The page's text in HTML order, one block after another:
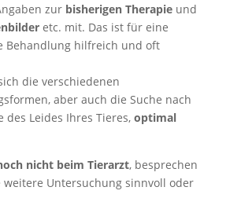
zur bisherigen Therapieund
etc. mit. Das ist für eine
Behandlung hilfreich und oft
die verschiedenen
aber auch die Suche nach
des Leides Ihres Tieres, optimal
nicht beim Tierarzt, besprechen
weitere Untersuchung sinnvoll oder